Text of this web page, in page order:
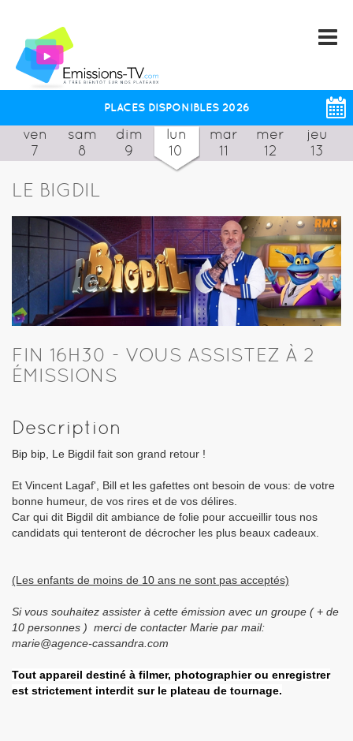
PLACES DISPONIBLES 2026
ven
7
sam
8
dim
9
lun
10
mar
11
mer
12
jeu
13
LE BIGDIL
FIN 16H30 - VOUS ASSISTEZ À 2
ÉMISSIONS
Description
Bip bip, Le Bigdil fait son grand retour !
Et Vincent Lagaf', Bill et les gafettes ont besoin de vous: de votre
bonne humeur, de vos rires et de vos délires.
Car qui dit Bigdil dit ambiance de folie pour accueillir tous nos
candidats qui tenteront de décrocher les plus beaux cadeaux.
(Les enfants de moins de 10 ans ne sont pas acceptés)
Si vous souhaitez assister à cette émission avec un groupe ( + de
10 personnes ) merci de contacter Marie par mail:
marie@agence-cassandra.com
Tout appareil destiné à filmer, photographier ou enregistrer
est strictement interdit sur le plateau de tournage.